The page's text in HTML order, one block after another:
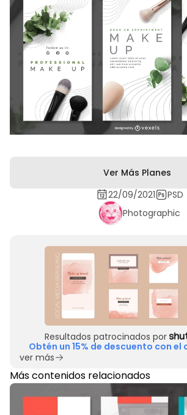
Ver Más Planes
22/09/2021
PSD
Photographic
Resultados patrocinados por
Obtén un 15% de descuento con el
ver más
Más contenidos relacionados